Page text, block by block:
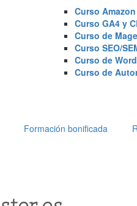
Curso
Curso GA4 y
Curso de
Curso SEO/
Curso de
Curso de
Formación bonificada